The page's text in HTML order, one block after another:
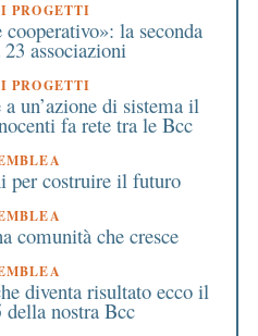
PROGETTI
la seconda
associazioni
PROGETTI
un’azione di sistema il
fa rete tra le Bcc
per costruire il futuro
comunità che cresce
diventa risultato ecco il
nostra Bcc